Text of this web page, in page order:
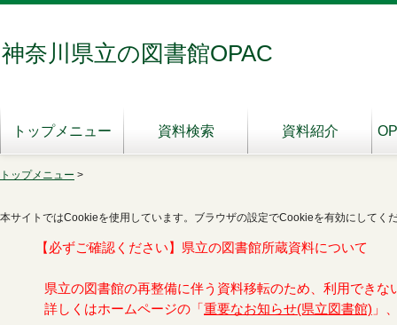
神奈川県立の図書館OPAC
トップメニュー 資料検索 資料紹介
トップメニュー >
本サイトではCookieを使用しています。ブラウザの設定でCookieを有効にしてく
【必ずご確認ください】県立の図書館所蔵資料について
県立の図書館の再整備に伴う資料移転のため、利用できな
詳しくはホームページの「 重要なお知らせ(県立図書館) 」